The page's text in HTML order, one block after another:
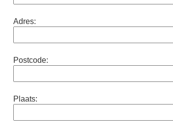
Adres:
Postcode:
Plaats: